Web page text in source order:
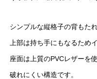
シンプルな縦格子の背もた
上部は持ち手にもなるため
座面は上質のPVCレザーを
破れにくい構造です。